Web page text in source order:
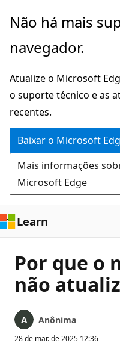
Pular
o
principal
Não há mais
navegador.
Atualize o Microsoft
o suporte técnico e as
recentes.
Baixar o Microsoft
Mais informações
Microsoft Edge
Learn
Por que o
não
Anônima
28 de mar. de 2025 12:36